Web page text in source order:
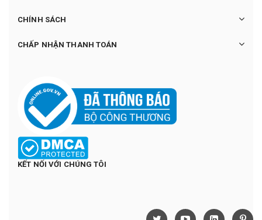
CHÍNH SÁCH
CHẤP NHẬN THANH TOÁN
KẾT NỐI VỚI CHÚNG TÔI